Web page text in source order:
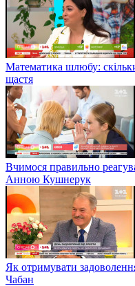
Математика шлюбу:
щастя
Вчимося правильно
Анною Кушнерук
Як отримувати
Чабан